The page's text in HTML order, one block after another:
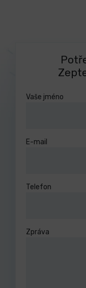
Vaše jméno
E-mail
Telefon
Zpráva